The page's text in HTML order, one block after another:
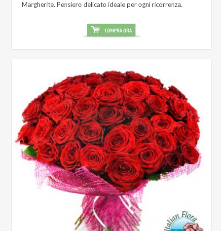
Margherite. Pensiero delicato ideale per ogni ricorrenza.